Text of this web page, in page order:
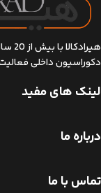
دکوراسیون داخلی
لینک های مفید
درباره ما
تماس با ما